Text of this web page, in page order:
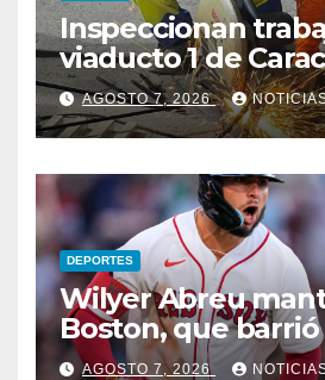
Inspeccionan
viaducto 1 de
Guaira
AGOSTO 7, 2026
DEPORTES
Wilyer Abreu
Boston, que barrió
Blancas
AGOSTO 7, 2026